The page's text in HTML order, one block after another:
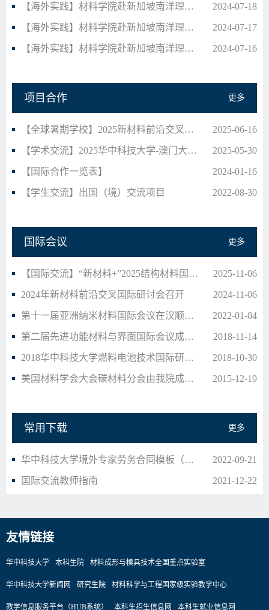
【海外实践】材料学院赴新加坡南洋理工大学海外研… 2024-07-18
【海外实践】材料学院赴新加坡南洋理工大学海外研… 2024-07-17
【海外实践】材料学院赴新加坡南洋理工大学海外研… 2024-07-16
项目合作 更多
【全球暑期学校】2025新材料前沿交叉国际暑期学校… 2025-06-16
【学术交流】2025华中科技大学-澳门大学新材料前… 2025-05-30
【国际合作一览表】 2024-01-16
【学生交流】出国（境）交流项目 2022-08-30
国际会议 更多
【国际交流】“新材料+”2025结构材料国际研讨会… 2025-11-06
2024年新材料前沿交叉国际研讨会召开 2024-11-06
第十一届亚洲纳米材料国际会议在汉顺利召开 2022-01-04
第二届先进功能材料与界面国际会议成功举办 2018-11-14
2018华中科技大学燃料电池技术国际研讨会圆满落幕 2018-10-30
美国材料学会大会碳材料分会由我院成功承办 2015-12-19
常用下载 更多
华中科技大学境外专家劳务合同模板（中英文版） 2022-09-21
国际交流教师指南 2021-12-22
友情链接
华中科技大学 本科生院 材料成形与模具技术全国重点实验室
华中科技大学新闻网 研究生院 材料科学与工程国家级实验教学中心
教学信息服务平台（HUB系统） 本科生招生信息网 本科生就业信息网